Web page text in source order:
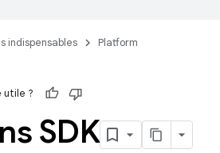
indispensables
Platform
utile ?
SDK